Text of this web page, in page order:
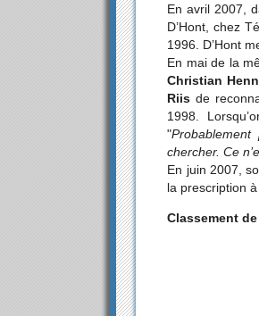
En avril 2007,
D’Hont, chez
1996. D’Hont
En mai de la
Christian Henn
Riis de
1998.
"
chercher. Ce
En juin 2007,
la prescription
Classement de